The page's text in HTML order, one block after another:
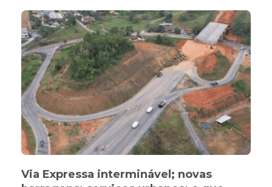
Via Expressa interminável; novas